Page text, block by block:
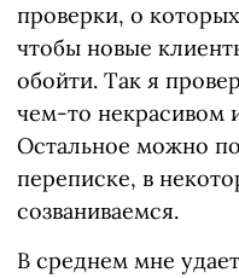
проверки, о
чтобы новые
обойти. Так я
чем-то некрасивом
Остальное можно
переписке, в
созваниваемся.
В среднем мне